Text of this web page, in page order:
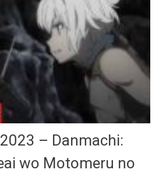
– Danmachi:
wo Motomeru no